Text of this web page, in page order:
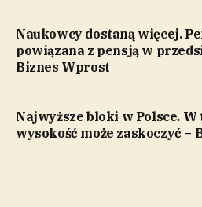
Naukowcy dostaną więcej.
powiązana z pensją w
Biznes Wprost
Najwyższe bloki w Polsce.
wysokość może zaskoczyć –